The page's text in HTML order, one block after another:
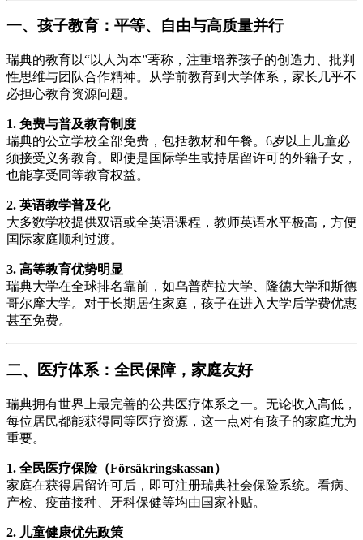
一、孩子教育：平等、自由与高质量并行
瑞典的教育以“以人为本”著称，注重培养孩子的创造力、批判
性思维与团队合作精神。从学前教育到大学体系，家长几乎不
必担心教育资源问题。
1. 免费与普及教育制度
瑞典的公立学校全部免费，包括教材和午餐。6岁以上儿童必
须接受义务教育。即使是国际学生或持居留许可的外籍子女，
也能享受同等教育权益。
2. 英语教学普及化
大多数学校提供双语或全英语课程，教师英语水平极高，方便
国际家庭顺利过渡。
3. 高等教育优势明显
瑞典大学在全球排名靠前，如乌普萨拉大学、隆德大学和斯德
哥尔摩大学。对于长期居住家庭，孩子在进入大学后学费优惠
甚至免费。
二、医疗体系：全民保障，家庭友好
瑞典拥有世界上最完善的公共医疗体系之一。无论收入高低，
每位居民都能获得同等医疗资源，这一点对有孩子的家庭尤为
重要。
1. 全民医疗保险（Försäkringskassan）
家庭在获得居留许可后，即可注册瑞典社会保险系统。看病、
产检、疫苗接种、牙科保健等均由国家补贴。
2. 儿童健康优先政策